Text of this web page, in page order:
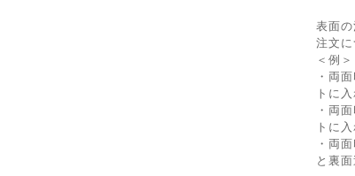
表面
注文
＜例＞
・両
トに
・両
トに
・両
と裏